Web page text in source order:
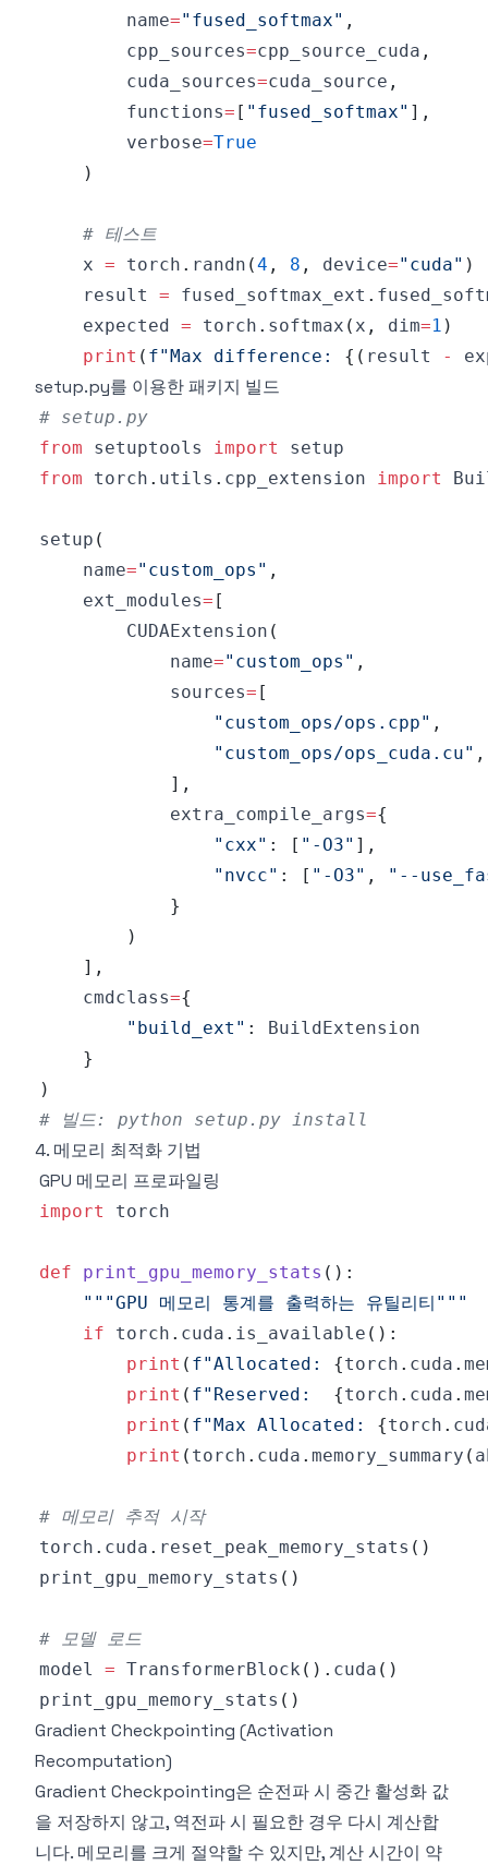
        name
="fused_softmax" ,
        cpp_sources
=cpp_source_cuda ,
        cuda_sources
=cuda_source ,
        functions
= [ "fused_softmax" ] ,
        verbose
=True
)
# 테스트
    x
= torch . randn (4 , 8 , device="cuda" )
    result
= fused_softmax_ext .
    expected
= torch . softmax ( x , dim=1 )
print ( f"Max difference: { ( result -
setup.py를 이용한 패키지 빌드
# setup.py
from setuptools import
from torch . utils . cpp_extension import
setup (
    name
="custom_ops" ,
    ext_modules
= [
        CUDAExtension
(
            name
="custom_ops" ,
            sources
= [
"custom_ops/ops.cpp" ,
"custom_ops/ops_cuda.cu" ,
] ,
            extra_compile_args
={
"cxx" : [ "-O3" ] ,
"nvcc" : [ "-O3" ,
"--
}
)
] ,
    cmdclass
={
"build_ext" :
}
)
# 빌드: python setup.py install
4. 메모리 최적화 기법
GPU 메모리 프로파일링
import
def print_gpu_memory_stats ( ) :
"""GPU 메모리 통계를 출력하는 유틸리티"""
if torch . cuda . is_available ( ) :
print ( f"Allocated: {torch . cuda .
print ( f"Reserved: {torch . cuda .
print ( f"Max Allocated: {torch .
print ( torch . cuda . memory_summary (
# 메모리 추적 시작
torch . cuda . reset_peak_memory_stats ( )
print_gpu_memory_stats ( )
# 모델 로드
model = TransformerBlock ( ) . cuda ( )
print_gpu_memory_stats ( )
Gradient Checkpointing (Activation
Recomputation)
Gradient Checkpointing은 순전파 시 중간 활성화 값
을 저장하지 않고, 역전파 시 필요한 경우 다시 계산합
니다. 메모리를 크게 절약할 수 있지만, 계산 시간이 약